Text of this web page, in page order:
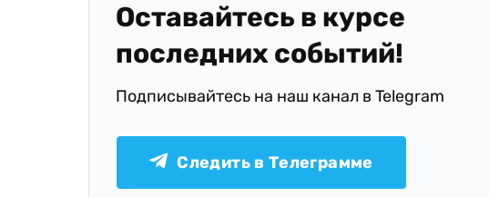
Оставайтесь в курсе
последних событий!
Подписывайтесь на наш канал в Telegram
Следить в Телеграмме